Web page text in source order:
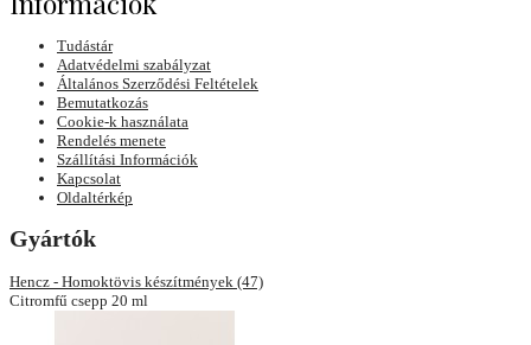
Tudástár
Adatvédelmi szabályzat
Általános Szerződési Feltételek
Bemutatkozás
Cookie-k használata
Rendelés menete
Szállítási Információk
Kapcsolat
Oldaltérkép
Gyártók
Hencz - Homoktövis készítmények (47)
Citromfű csepp 20 ml